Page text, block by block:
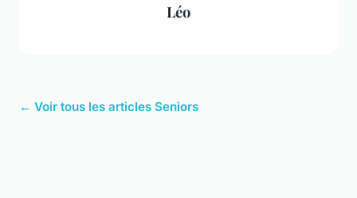
Léo
← Voir tous les articles Seniors